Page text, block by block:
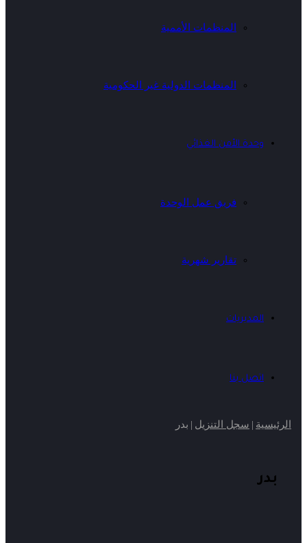
المنظمات الأممية
المنظمات الدولية غير الحكومية
وحدة الأمن الغذائي
فريق عمل الوحدة
تقارير شهرية
المديريات
اتصل بنا
الرئيسية | سجل التنزيل | بدر
بدر